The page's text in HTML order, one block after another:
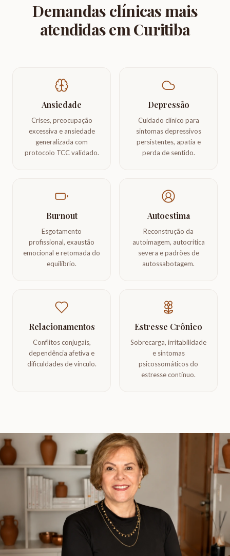
Demandas clínicas mais
atendidas em Curitiba
Ansiedade
Crises, preocupação
excessiva e ansiedade
generalizada com
protocolo TCC validado.
Depressão
Cuidado clínico para
sintomas depressivos
persistentes, apatia e
perda de sentido.
Burnout
Esgotamento
profissional, exaustão
emocional e retomada do
equilíbrio.
Autoestima
Reconstrução da
autoimagem, autocrítica
severa e padrões de
autossabotagem.
Relacionamentos
Conflitos conjugais,
dependência afetiva e
dificuldades de vínculo.
Estresse Crônico
Sobrecarga, irritabilidade
e sintomas
psicossomáticos do
estresse contínuo.